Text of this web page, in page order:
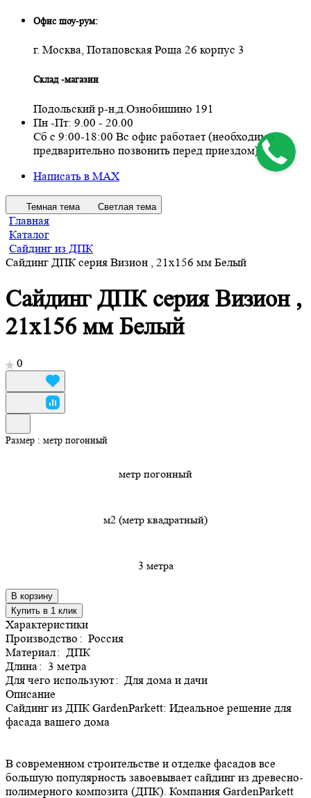
Офис шоу-рум:
г. Москва, Потаповская Роща 26 корпус 3
Склад -магазин
Подольский р-н,д.Ознобишино 191
Пн -Пт: 9.00 - 20.00
Сб с 9:00-18:00 Вс офис работает (необходимо
предварительно позвонить перед приездом)
Написать в MAX
Темная тема Светлая тема
Главная
Каталог
Сайдинг из ДПК
Сайдинг ДПК серия Визион , 21x156 мм Белый
Сайдинг ДПК серия Визион ,
21x156 мм Белый
0
Размер : метр погонный
метр погонный
м2 (метр квадратный)
3 метра
В корзину
Купить в 1 клик
Характеристики
Производство: Россия
Материал: ДПК
Длина: 3 метра
Для чего используют: Для дома и дачи
Описание
Сайдинг из ДПК GardenParkett: Идеальное решение для
фасада вашего дома
В современном строительстве и отделке фасадов все
большую популярность завоевывает сайдинг из древесно-
полимерного композита (ДПК). Компания GardenParkett